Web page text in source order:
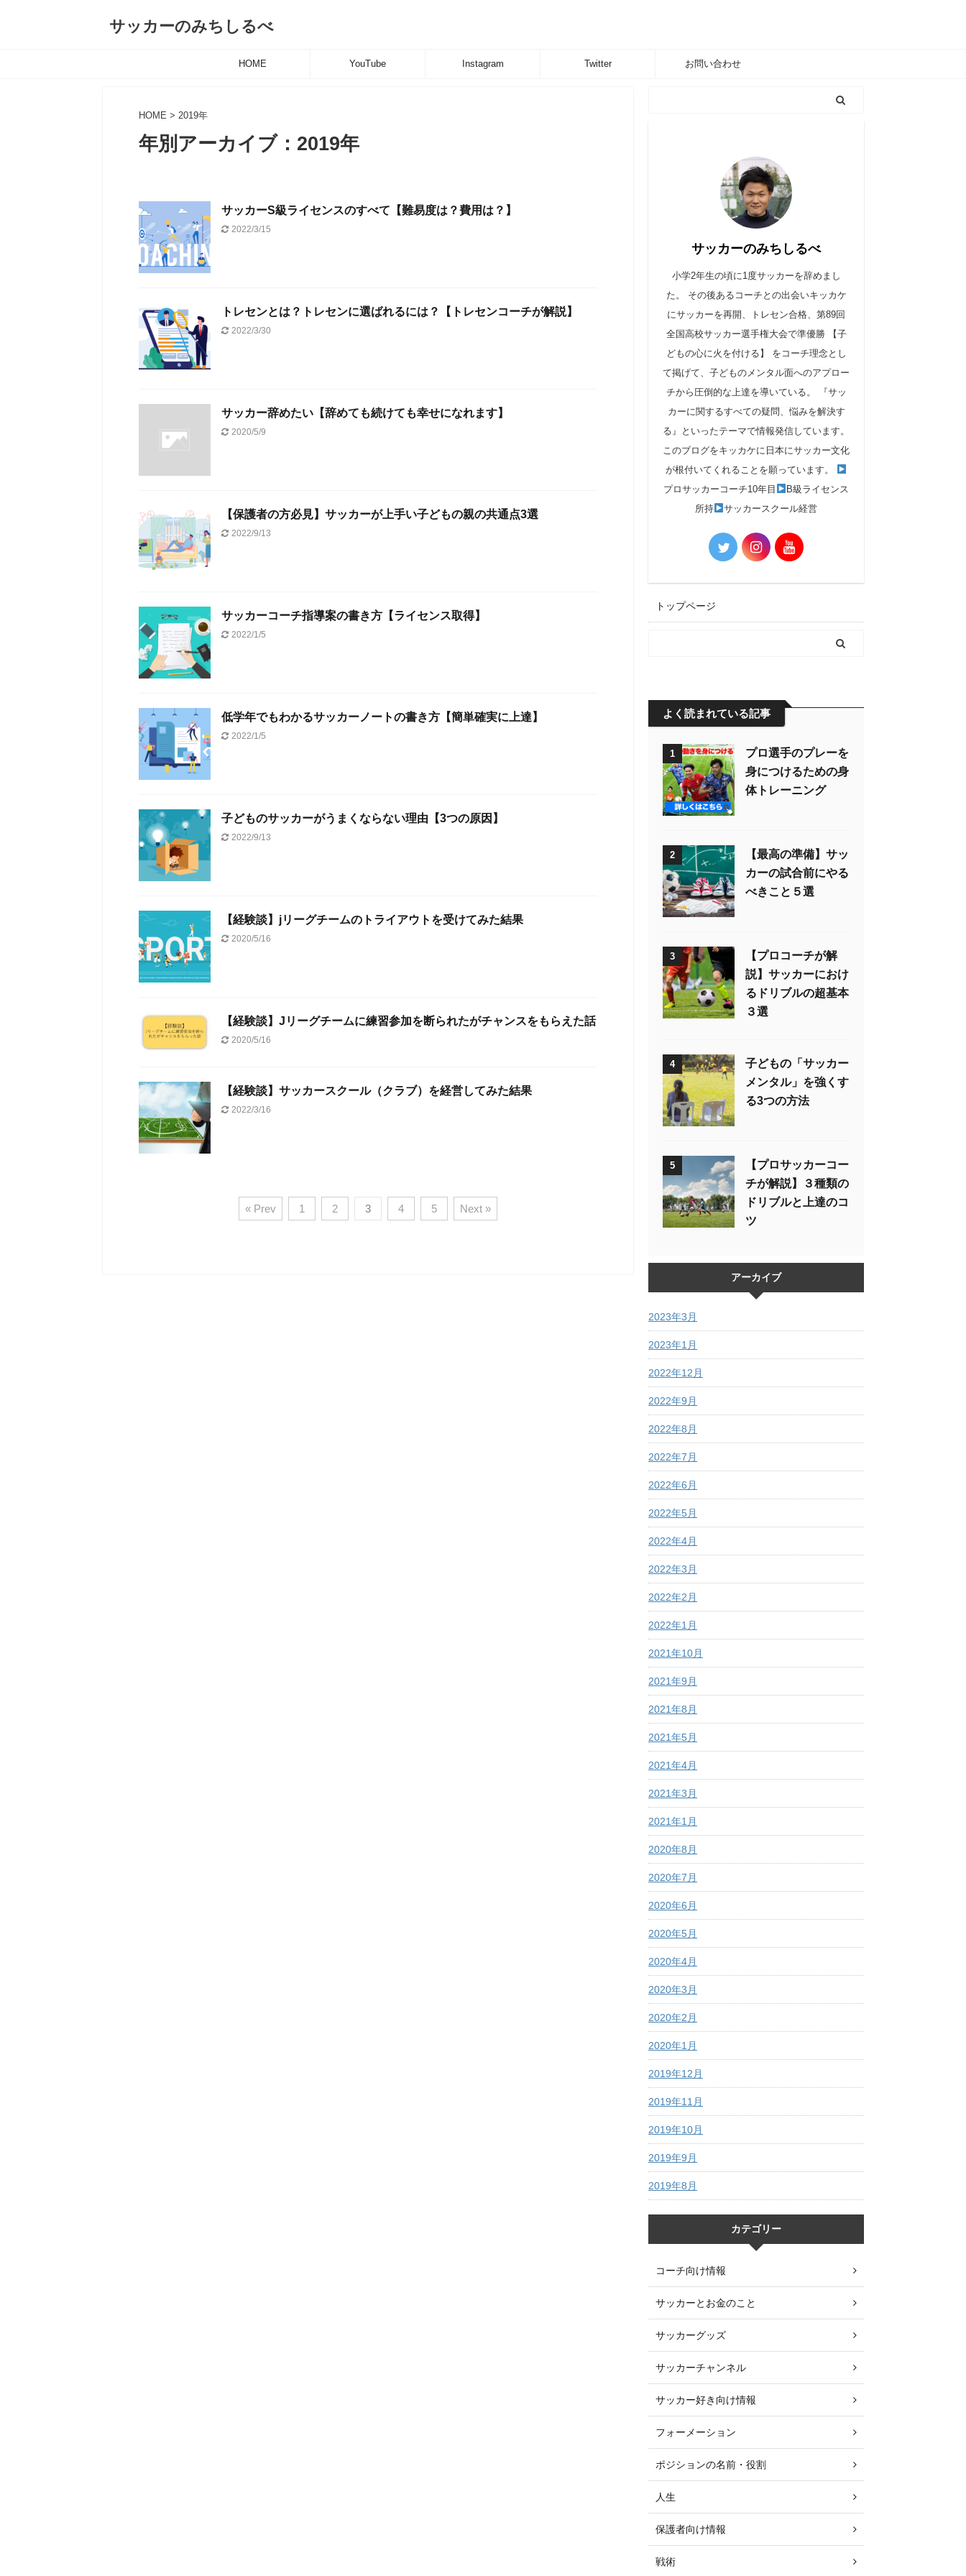
サッカーのみちしるべ
HOME YouTube Instagram Twitter お問い合わせ
HOME > 2019年
年別アーカイブ：2019年
サッカーS級ライセンスのすべて【難易度は？費用は？】
2022/3/15
トレセンとは？トレセンに選ばれるには？【トレセンコーチが解説】
2022/3/30
サッカー辞めたい【辞めても続けても幸せになれます】
2020/5/9
【保護者の方必見】サッカーが上手い子どもの親の共通点3選
2022/9/13
サッカーコーチ指導案の書き方【ライセンス取得】
2022/1/5
低学年でもわかるサッカーノートの書き方【簡単確実に上達】
2022/1/5
子どものサッカーがうまくならない理由【3つの原因】
2022/9/13
【経験談】jリーグチームのトライアウトを受けてみた結果
2020/5/16
【経験談】Jリーグチームに練習参加を断られたがチャンスをもらえた話
2020/5/16
【経験談】サッカースクール（クラブ）を経営してみた結果
2022/3/16
« Prev 1 2 3 4 5 Next »
サッカーのみちしるべ
小学2年生の頃に1度サッカーを辞めまし
た。 その後あるコーチとの出会いキッカケ
にサッカーを再開、トレセン合格、第89回
全国高校サッカー選手権大会で準優勝 【子
どもの心に火を付ける】 をコーチ理念とし
て掲げて、子どものメンタル面へのアプロー
チから圧倒的な上達を導いている。 『サッ
カーに関するすべての疑問、悩みを解決す
る』といったテーマで情報発信しています。
このブログをキッカケに日本にサッカー文化
が根付いてくれることを願っています。
プロサッカーコーチ10年目
B級ライセンス
所持
サッカースクール経営
トップページ
よく読まれている記事
1
プロ選手のプレーを
身につけるための身
体トレーニング
2
【最高の準備】サッ
カーの試合前にやる
べきこと５選
3
【プロコーチが解
説】サッカーにおけ
るドリブルの超基本
３選
4
子どもの「サッカー
メンタル」を強くす
る3つの方法
5
【プロサッカーコー
チが解説】３種類の
ドリブルと上達のコ
ツ
アーカイブ
2023年3月
2023年1月
2022年12月
2022年9月
2022年8月
2022年7月
2022年6月
2022年5月
2022年4月
2022年3月
2022年2月
2022年1月
2021年10月
2021年9月
2021年8月
2021年5月
2021年4月
2021年3月
2021年1月
2020年8月
2020年7月
2020年6月
2020年5月
2020年4月
2020年3月
2020年2月
2020年1月
2019年12月
2019年11月
2019年10月
2019年9月
2019年8月
カテゴリー
コーチ向け情報
サッカーとお金のこと
サッカーグッズ
サッカーチャンネル
サッカー好き向け情報
フォーメーション
ポジションの名前・役割
人生
保護者向け情報
戦術